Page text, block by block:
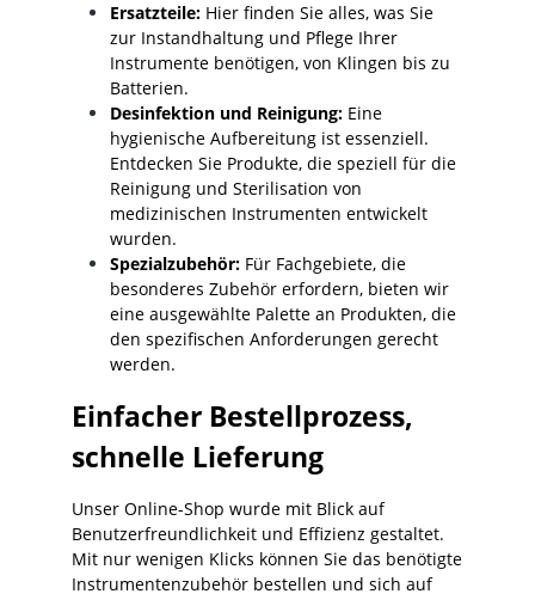
Ersatzteile: Hier finden Sie alles, was Sie
zur Instandhaltung und Pflege Ihrer
Instrumente benötigen, von Klingen bis zu
Batterien.
Desinfektion und Reinigung: Eine
hygienische Aufbereitung ist essenziell.
Entdecken Sie Produkte, die speziell für die
Reinigung und Sterilisation von
medizinischen Instrumenten entwickelt
wurden.
Spezialzubehör: Für Fachgebiete, die
besonderes Zubehör erfordern, bieten wir
eine ausgewählte Palette an Produkten, die
den spezifischen Anforderungen gerecht
werden.
Einfacher Bestellprozess,
schnelle Lieferung
Unser Online-Shop wurde mit Blick auf
Benutzerfreundlichkeit und Effizienz gestaltet.
Mit nur wenigen Klicks können Sie das benötigte
Instrumentenzubehör bestellen und sich auf